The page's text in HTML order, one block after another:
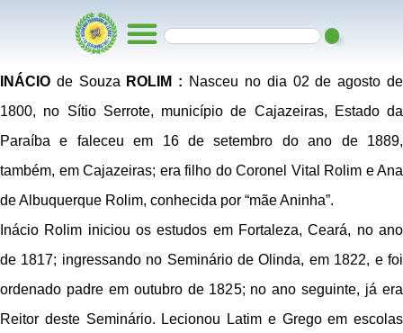
INÁCIO de Souza ROLIM : Nasceu no dia 02 de agosto de
1800, no Sítio Serrote, município de Cajazeiras, Estado da
Paraíba e faleceu em 16 de setembro do ano de 1889,
também, em Cajazeiras; era filho do Coronel Vital Rolim e Ana
de Albuquerque Rolim, conhecida por “mãe Aninha”.
Inácio Rolim iniciou os estudos em Fortaleza, Ceará, no ano
de 1817; ingressando no Seminário de Olinda, em 1822, e foi
ordenado padre em outubro de 1825; no ano seguinte, já era
Reitor deste Seminário. Lecionou Latim e Grego em escolas